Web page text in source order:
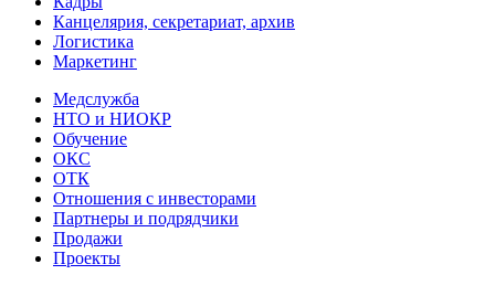
Канцелярия, секретариат, архив
Логистика
Маркетинг
Медслужба
НТО и НИОКР
Обучение
ОКС
ОТК
Отношения с инвесторами
Партнеры и подрядчики
Продажи
Проекты